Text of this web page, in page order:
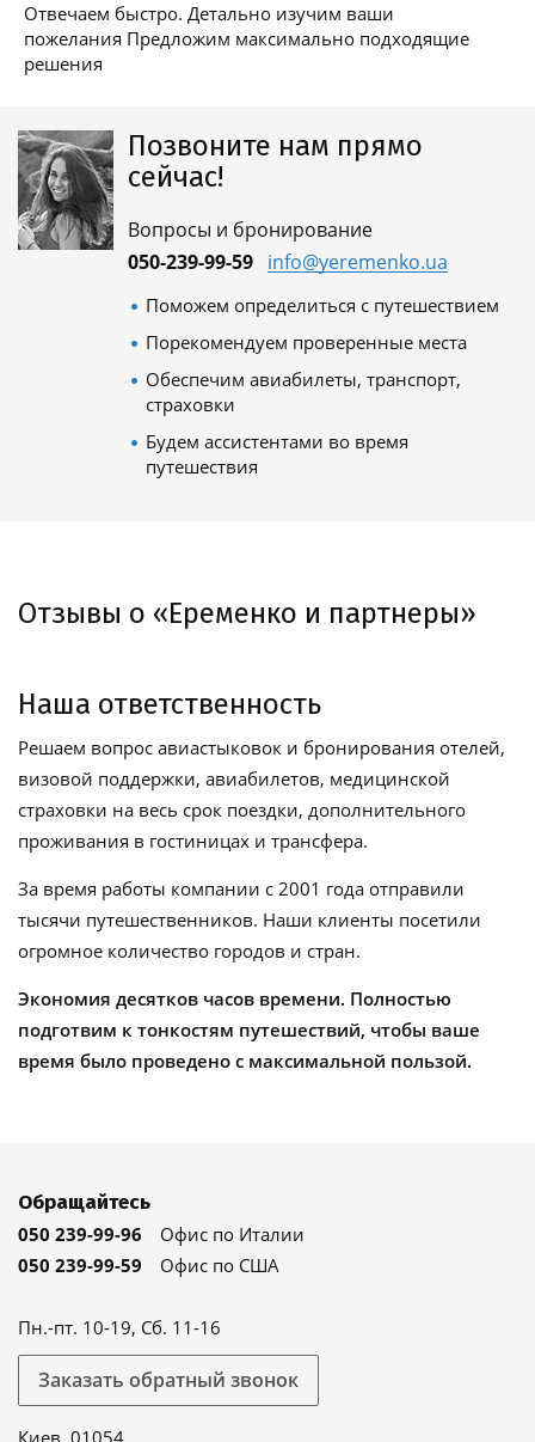
Отвечаем быстро. Детально изучим ваши
пожелания Предложим максимально подходящие
решения
Позвоните нам прямо
сейчас!
Вопросы и бронирование
050-239-99-59 info@yeremenko.ua
Поможем определиться с путешествием
Порекомендуем проверенные места
Обеспечим авиабилеты, транспорт,
страховки
Будем ассистентами во время
путешествия
Отзывы о «Еременко и партнеры»
Наша ответственность
Решаем вопрос авиастыковок и бронирования отелей,
визовой поддержки, авиабилетов, медицинской
страховки на весь срок поездки, дополнительного
проживания в гостиницах и трансфера.
За время работы компании с 2001 года отправили
тысячи путешественников. Наши клиенты посетили
огромное количество городов и стран.
Экономия десятков часов времени. Полностью
подготвим к тонкостям путешествий, чтобы ваше
время было проведено с максимальной пользой.
Обращайтесь
050 239-99-96
Офис по Италии
050 239-99-59
Офис по США
Пн.-пт. 10-19, Сб. 11-16
Заказать обратный звонок
Киев, 01054